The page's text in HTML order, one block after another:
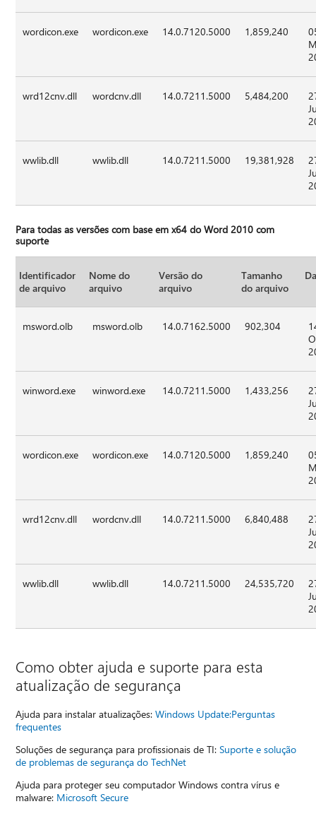
wordicon.exe wordicon.exe 14.0.7120.5000 1,859,240
wrd12cnv.dll wordcnv.dll 14.0.7211.5000 5,484,200
wwlib.dll wwlib.dll 14.0.7211.5000 19,381,928
Para todas as versões com base em x64 do Word 2010 com
suporte
Identificador
de arquivo
Nome do
arquivo
Versão do
arquivo
Tamanho
do arquivo
msword.olb msword.olb 14.0.7162.5000 902,304
winword.exe winword.exe 14.0.7211.5000 1,433,256
wordicon.exe wordicon.exe 14.0.7120.5000 1,859,240
wrd12cnv.dll wordcnv.dll 14.0.7211.5000 6,840,488
wwlib.dll wwlib.dll 14.0.7211.5000 24,535,720
Como obter ajuda e suporte para esta
atualização de segurança
Ajuda para instalar atualizações:Windows Update:Perguntas
frequentes
Soluções de segurança para profissionais de TI:Suporte e solução
de problemas de segurança do TechNet
Ajuda para proteger seu computador Windows contra vírus e
malware: Microsoft Secure